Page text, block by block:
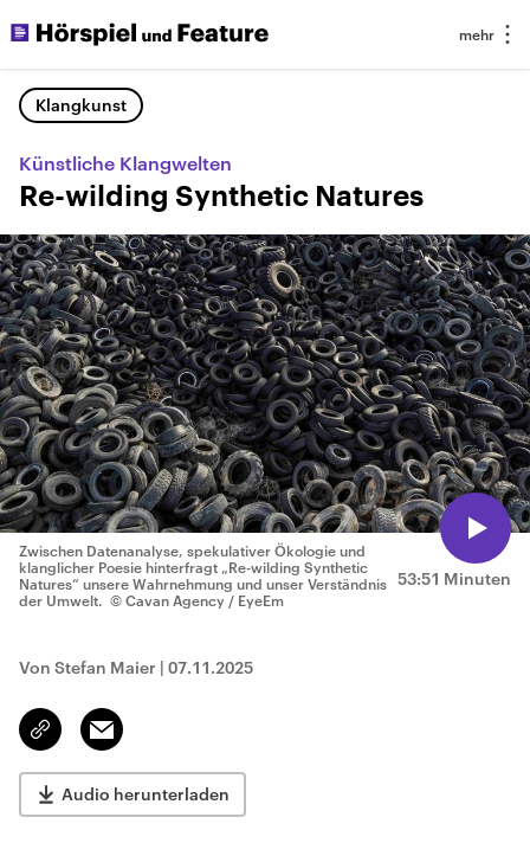
Klangkunst
Künstliche Klangwelten
Re-wilding Synthetic Natures
53:51 Minuten
Zwischen Datenanalyse, spekulativer Ökologie und
klanglicher Poesie hinterfragt „Re-wilding Synthetic
Natures“ unsere Wahrnehmung und unser Verständnis
der Umwelt. © Cavan Agency / EyeEm
Von Stefan Maier | 07.11.2025
Link
kopieren/teilen
Email
Audio herunterladen